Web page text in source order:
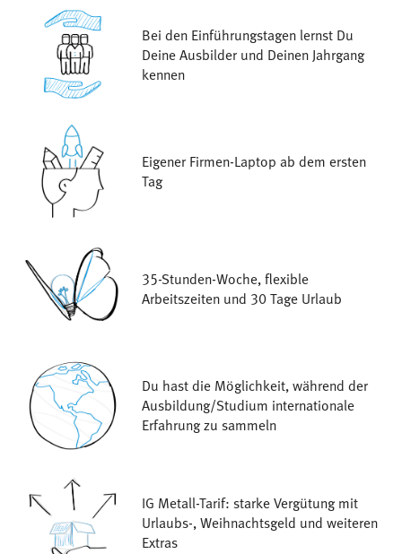
Bei den Einführungstagen lernst Du
Deine Ausbilder und Deinen Jahrgang
kennen
Eigener Firmen-Laptop ab dem ersten
Tag
35-Stunden-Woche, flexible
Arbeitszeiten und 30 Tage Urlaub
Du hast die Möglichkeit, während der
Ausbildung/Studium internationale
Erfahrung zu sammeln
IG Metall-Tarif: starke Vergütung mit
Urlaubs-, Weihnachtsgeld und weiteren
Extras